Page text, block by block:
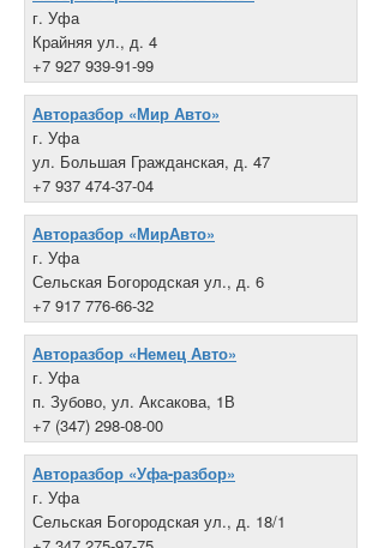
г. Уфа
Крайняя ул., д. 4
+7 927 939-91-99
Авторазбор «Мир Авто»
г. Уфа
ул. Большая Гражданская, д. 47
+7 937 474-37-04
Авторазбор «МирАвто»
г. Уфа
Сельская Богородская ул., д. 6
+7 917 776-66-32
Авторазбор «Немец Авто»
г. Уфа
п. Зубово, ул. Аксакова, 1В
+7 (347) 298-08-00
Авторазбор «Уфа-разбор»
г. Уфа
Сельская Богородская ул., д. 18/1